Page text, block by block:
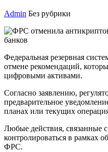
Admin Без рубрики
Федеральная резервная
отмене рекомендаций,
цифровыми активами.
Согласно заявлению,
предварительное
планах или текущих
Любые действия, связанные
контролироваться в рамках
ФРС.